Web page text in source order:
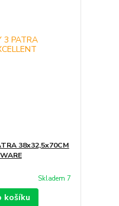
38x32,5x70CM
Skladem 7
košíku